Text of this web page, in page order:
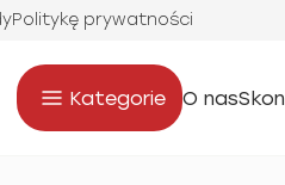
Politykę prywatności
Kategorie O nas